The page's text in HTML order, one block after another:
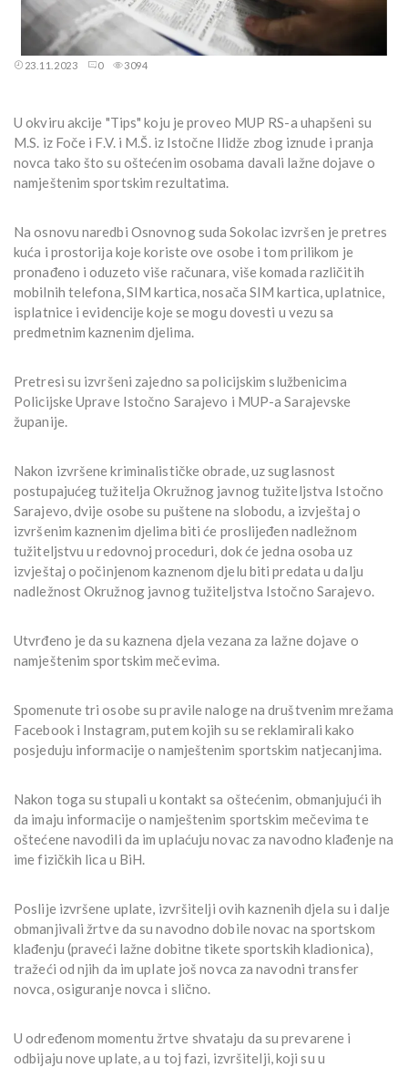
23.11.2023 0 3094
U okviru akcije "Tips" koju je proveo MUP RS-a uhapšeni su
M.S. iz Foče i F.V. i M.Š. iz Istočne Ilidže zbog iznude i pranja
novca tako što su oštećenim osobama davali lažne dojave o
namještenim sportskim rezultatima.
Na osnovu naredbi Osnovnog suda Sokolac izvršen je pretres
kuća i prostorija koje koriste ove osobe i tom prilikom je
pronađeno i oduzeto više računara, više komada različitih
mobilnih telefona, SIM kartica, nosača SIM kartica, uplatnice,
isplatnice i evidencije koje se mogu dovesti u vezu sa
predmetnim kaznenim djelima.
Pretresi su izvršeni zajedno sa policijskim službenicima
Policijske Uprave Istočno Sarajevo i MUP-a Sarajevske
županije.
Nakon izvršene kriminalističke obrade, uz suglasnost
postupajućeg tužitelja Okružnog javnog tužiteljstva Istočno
Sarajevo, dvije osobe su puštene na slobodu, a izvještaj o
izvršenim kaznenim djelima biti će proslijeđen nadležnom
tužiteljstvu u redovnoj proceduri, dok će jedna osoba uz
izvještaj o počinjenom kaznenom djelu biti predata u dalju
nadležnost Okružnog javnog tužiteljstva Istočno Sarajevo.
Utvrđeno je da su kaznena djela vezana za lažne dojave o
namještenim sportskim mečevima.
Spomenute tri osobe su pravile naloge na društvenim mrežama
Facebook i Instagram, putem kojih su se reklamirali kako
posjeduju informacije o namještenim sportskim natjecanjima.
Nakon toga su stupali u kontakt sa oštećenim, obmanjujući ih
da imaju informacije o namještenim sportskim mečevima te
oštećene navodili da im uplaćuju novac za navodno klađenje na
ime fizičkih lica u BiH.
Poslije izvršene uplate, izvršitelji ovih kaznenih djela su i dalje
obmanjivali žrtve da su navodno dobile novac na sportskom
klađenju (praveći lažne dobitne tikete sportskih kladionica),
tražeći od njih da im uplate još novca za navodni transfer
novca, osiguranje novca i slično.
U određenom momentu žrtve shvataju da su prevarene i
odbijaju nove uplate, a u toj fazi, izvršitelji, koji su u